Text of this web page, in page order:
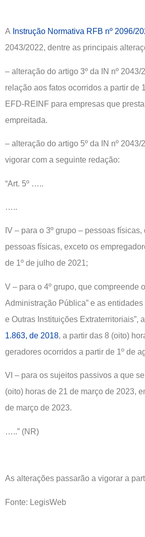
A Instrução Normativa RFB nº 2096/
2043/2022, dentre as principais
– alteração do artigo 3º da IN nº
relação aos fatos ocorridos a partir de
EFD-REINF para empresas que
empreitada.
– alteração do artigo 5º da IN nº
vigorar com a seguinte redação:
“Art. 5º …..
…..
IV – para o 3º grupo – pessoas
pessoas físicas, exceto os
de 1º de julho de 2021;
V – para o 4º grupo, que compreende
Administração Pública” e as
e Outras Instituições Extraterritoriais”,
1.863, de 2018, a partir das 8 (oito)
geradores ocorridos a partir de 1º de
VI – para os sujeitos passivos a que
(oito) horas de 21 de março de 2023,
de março de 2023.
…..” (NR)
As alterações passarão a vigorar a
Fonte: LegisWeb